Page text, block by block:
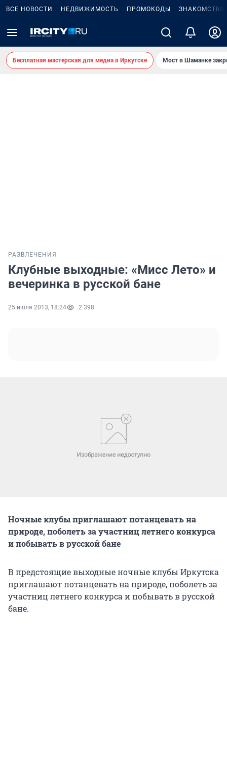
ВСЕ НОВОСТИ НЕДВИЖИМОСТЬ ПРОМОКОДЫ ЗНАКОМСТВА
Бесплатная мастерская для медиа в Иркутске Мост в Шаманке
РАЗВЛЕЧЕНИЯ
Клубные выходные: «Мисс Лето» и
вечеринка в русской бане
25 июля 2013, 18:24 2 398
Ночные клубы приглашают потанцевать на
природе, поболеть за участниц летнего конкурса
и побывать в русской бане
В предстоящие выходные ночные клубы Иркутска
приглашают потанцевать на природе, поболеть за
участниц летнего конкурса и побывать в русской
бане.